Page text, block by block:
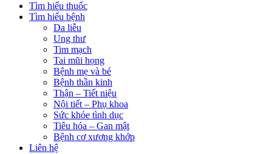
Tìm hiểu thuốc
Tìm hiểu bệnh
Da liễu
Ung thư
Tim mạch
Tai mũi họng
Bệnh mẹ và bé
Bệnh thần kinh
Thận – Tiết niệu
Nội tiết – Phụ khoa
Sức khỏe tình dục
Tiêu hóa – Gan mật
Bệnh cơ xương khớp
Liên hệ